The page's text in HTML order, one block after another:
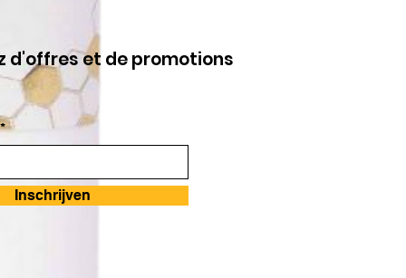
d'offres et de promotions
Inschrijven